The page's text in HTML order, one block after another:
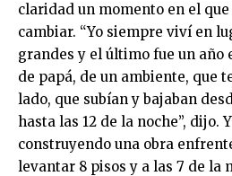
claridad un momento en el
cambiar. “Yo siempre viví en
grandes y el último fue un año
de papá, de un ambiente, que
lado, que subían y bajaban
hasta las 12 de la noche”, dijo.
construyendo una obra
levantar 8 pisos y a las 7 de la